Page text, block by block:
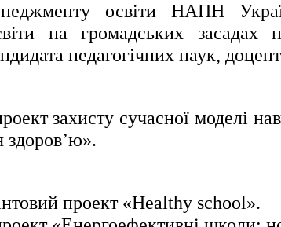
освіти НАПН
на громадських засадах
педагогічних наук,
захисту сучасної моделі
проект «Healthy school».